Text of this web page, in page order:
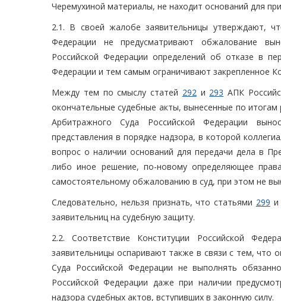
Черемухиной материалы, не находит оснований для
2.1. В своей жалобе заявительницы утверждают,
Федерации не предусматривают обжалование
Российской Федерации определений об отказе в
Федерации и тем самым ограничивают закрепленное
Между тем по смыслу статей 292и 293 АПК
окончательные судебные акты, вынесенные по
Арбитражного Суда Российской Федерации
представления в порядке надзора, в которой
вопрос о наличии оснований для передачи дела в
либо иное решение, по-новому определяющее
самостоятельному обжалованию в суд, при этом не
Следовательно, нельзя признать, что статьями 299
заявительниц на судебную защиту.
2.2. Соответствие Конституции Российской
заявительницы оспаривают также в связи с тем, что
Суда Российской Федерации не выполнять
Российской Федерации даже при наличии
надзора судебных актов, вступивших в законную силу.